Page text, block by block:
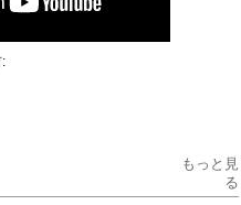
もっと見
る